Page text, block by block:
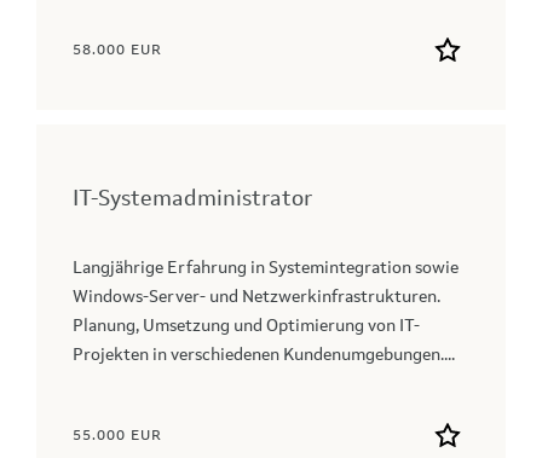
58.000 EUR
IT-Systemadministrator
Langjährige Erfahrung in Systemintegration sowie
Windows-Server- und Netzwerkinfrastrukturen.
Planung, Umsetzung und Optimierung von IT-
Projekten in verschiedenen Kundenumgebungen....
55.000 EUR